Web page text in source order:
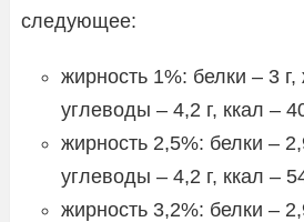
следующее:
жирность 1%: белки – 3
углеводы – 4,2 г, ккал –
жирность 2,5%: белки –
углеводы – 4,2 г, ккал –
жирность 3,2%: белки –